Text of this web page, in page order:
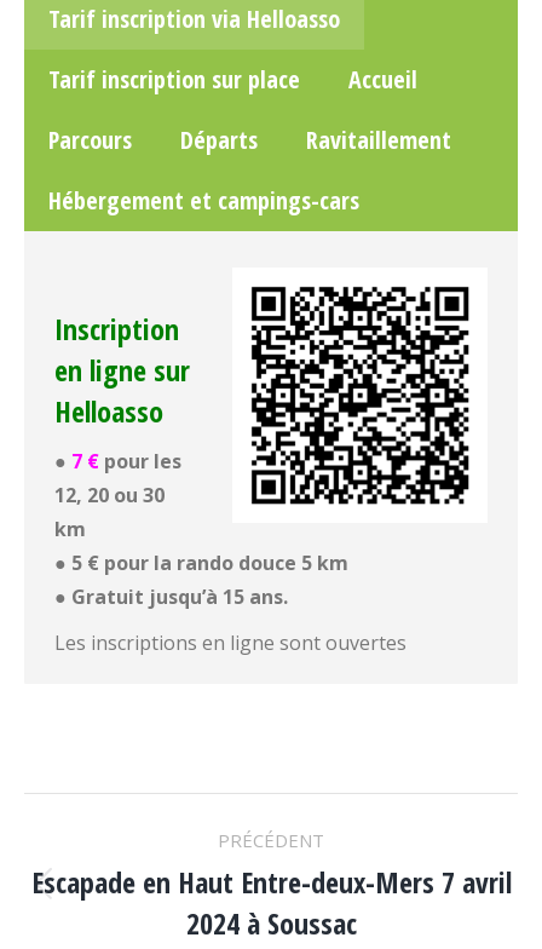
Tarif inscription via Helloasso
Tarif inscription sur place
Accueil
Parcours
Départs
Ravitaillement
Hébergement et campings-cars
Inscription
en ligne sur
Helloasso
● 7 € pour les
12, 20 ou 30
km
● 5 € pour la rando douce 5 km
● Gratuit jusqu’à 15 ans.
Les inscriptions en ligne sont ouvertes
NAVIGATION
DE
PRÉCÉDENT
Onglet
précédent
Escapade en Haut Entre-deux-Mers 7 avril
2024 à Soussac